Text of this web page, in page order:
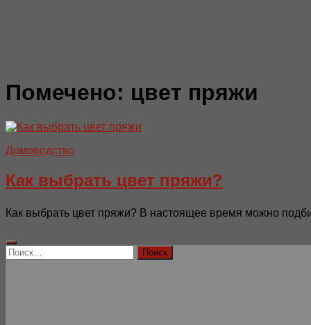
Помечено: цвет пряжи
Домоводство
Как выбрать цвет пряжи?
Как выбрать цвет пряжи? В настоящее время можно
Найти: